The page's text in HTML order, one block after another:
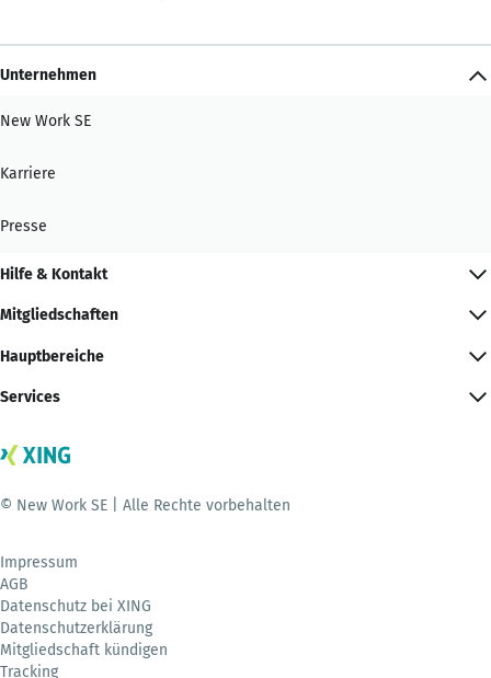
Unternehmen
New Work SE
Karriere
Presse
Hilfe & Kontakt
Mitgliedschaften
Hauptbereiche
Services
© New Work SE | Alle Rechte vorbehalten
Impressum
AGB
Datenschutz bei XING
Datenschutzerklärung
Mitgliedschaft kündigen
Tracking